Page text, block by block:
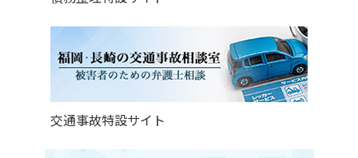
交通事故特設サイト